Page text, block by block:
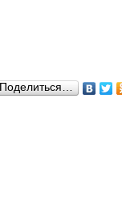
Поделиться…